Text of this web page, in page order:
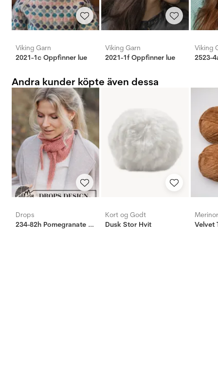
Viking Garn
2021-1c Oppfinner lue
Viking Garn
2021-1f Oppfinner lue
Viking
2523-
Andra kunder köpte även dessa
Drops
234-82h Pomegranate Shawl
Kort og Godt
Dusk Stor Hvit
Merinor
Velvet